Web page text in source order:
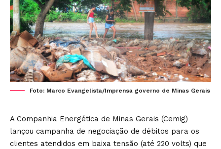
Foto: Marco Evangelista/Imprensa governo de Minas Gerais
A Companhia Energética de Minas Gerais (Cemig)
lançou campanha de negociação de débitos para os
clientes atendidos em baixa tensão (até 220 volts) que